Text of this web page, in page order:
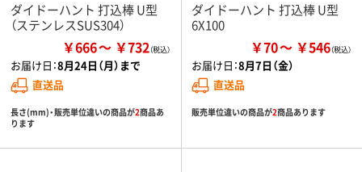
ダイドーハント 打込棒 U型
（ステンレスSUS304）
￥666 ￥732
お届け日：8月24日（月）まで
直送品
長さ(mm)・販売単位違いの商品が2商品あ
ります
ダイドーハント 打込棒 U型
6X100
￥70 ￥546
お届け日：8月7日（金）
直送品
販売単位違いの商品が2商品あります